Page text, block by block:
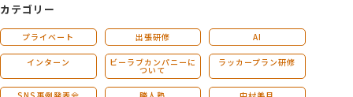
カテゴリー
プライベート 出張研修 AI
インターン ビーラブカンパニーに
ついて
ラッカープラン研修